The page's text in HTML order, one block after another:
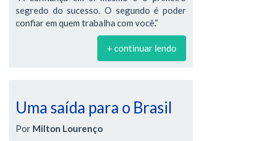
segredo do sucesso. O segundo é poder
confiar em quem trabalha com você.”
+ continuar lendo
Uma saída para o Brasil
Por Milton Lourenço